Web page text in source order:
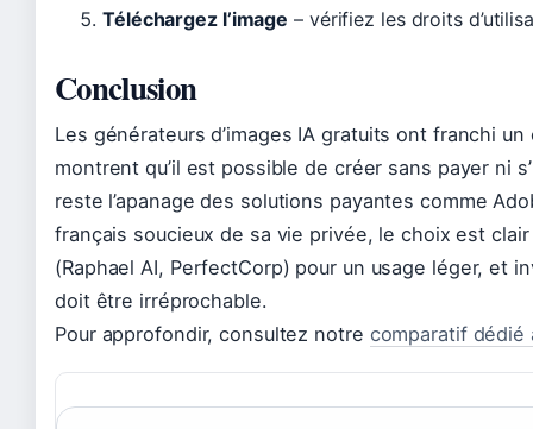
Téléchargez l’image – vérifiez les droits
Conclusion
Les générateurs d’images IA gratuits ont franchi
montrent qu’il est possible de créer sans payer ni
reste l’apanage des solutions payantes comme
français soucieux de sa vie privée, le choix est
(Raphael AI, PerfectCorp) pour un usage léger, et
doit être irréprochable.
Pour approfondir, consultez notre comparatif dédié